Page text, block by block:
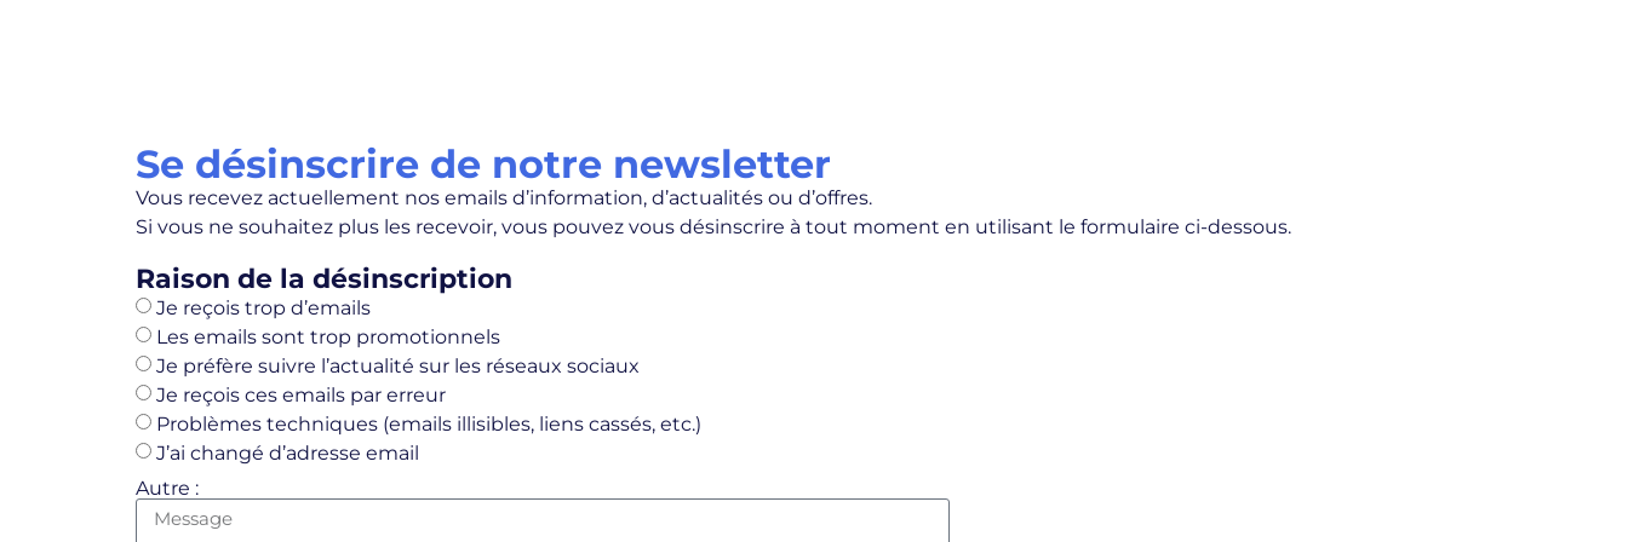
Se désinscrire de notre newsletter
Vous recevez actuellement nos emails d’information, d’actualités ou d’offres.
Si vous ne souhaitez plus les recevoir, vous pouvez vous désinscrire à tout moment en utilisant le formulaire ci-dessous.
Raison de la désinscription
Je reçois trop d’emails
Les emails sont trop promotionnels
Je préfère suivre l’actualité sur les réseaux sociaux
Je reçois ces emails par erreur
Problèmes techniques (emails illisibles, liens cassés, etc.)
J’ai changé d’adresse email
Autre :